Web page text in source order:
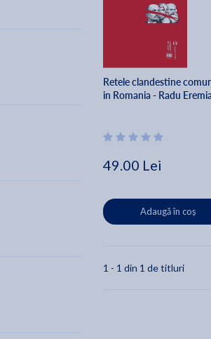
Retele clandestine
in Romania - Radu
49.00 Lei
Adaugă în coș
1 - 1 din 1 de titluri